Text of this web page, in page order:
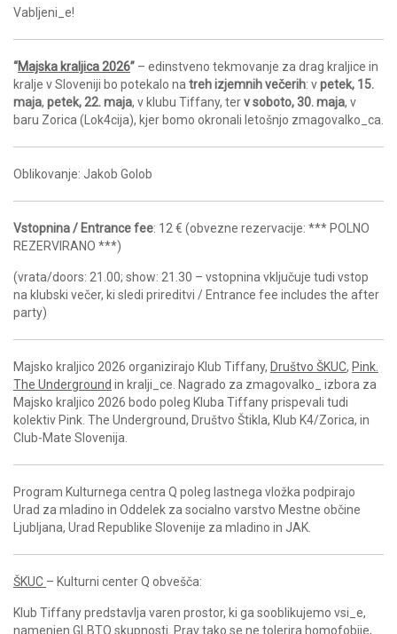
Vabljeni_e!
“Majska kraljica 2026” – edinstveno tekmovanje za drag kraljice in
kralje v Sloveniji bo potekalo na treh izjemnih večerih: vpetek, 15.
maja, petek, 22. maja, v klubu Tiffany, terv soboto, 30. maja, v
baru Zorica (Lok4cija), kjer bomo okronali letošnjo zmagovalko_ca.
Oblikovanje: Jakob Golob
Vstopnina / Entrance fee: 12 € (obvezne rezervacije: *** POLNO
REZERVIRANO ***)
(vrata/doors: 21.00; show: 21.30 – vstopnina vključuje tudi vstop
na klubski večer, ki sledi prireditvi / Entrance fee includes the after
party)
Majsko kraljico 2026 organizirajo Klub Tiffany, Društvo ŠKUC, Pink.
The Underground in kralji_ce. Nagrado za zmagovalko_ izbora za
Majsko kraljico 2026 bodo poleg Kluba Tiffany prispevali tudi
kolektiv Pink. The Underground, Društvo Štikla, Klub K4/Zorica, in
Club-Mate Slovenija.
Program Kulturnega centra Q poleg lastnega vložka podpirajo
Urad za mladino in Oddelek za socialno varstvo Mestne občine
Ljubljana, Urad Republike Slovenije za mladino in JAK.
ŠKUC – Kulturni center Q obvešča:
Klub Tiffany predstavlja varen prostor, ki ga sooblikujemo vsi_e,
namenjen GLBTQ skupnosti. Prav tako se ne tolerira homofobije,